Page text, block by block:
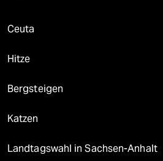
Ceuta
Hitze
Bergsteigen
Katzen
Landtagswahl in Sachsen-Anhalt